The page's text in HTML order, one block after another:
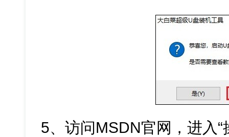
5、访问MSDN官网，进入